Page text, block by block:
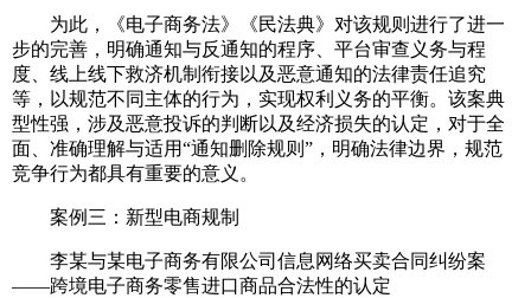
为此，《电子商务法》《民法典》对该规则进行了进一
步的完善，明确通知与反通知的程序、平台审查义务与程
度、线上线下救济机制衔接以及恶意通知的法律责任追究
等，以规范不同主体的行为，实现权利义务的平衡。该案典
型性强，涉及恶意投诉的判断以及经济损失的认定，对于全
面、准确理解与适用“通知删除规则”，明确法律边界，规范
竞争行为都具有重要的意义。
案例三：新型电商规制
李某与某电子商务有限公司信息网络买卖合同纠纷案
——跨境电子商务零售进口商品合法性的认定